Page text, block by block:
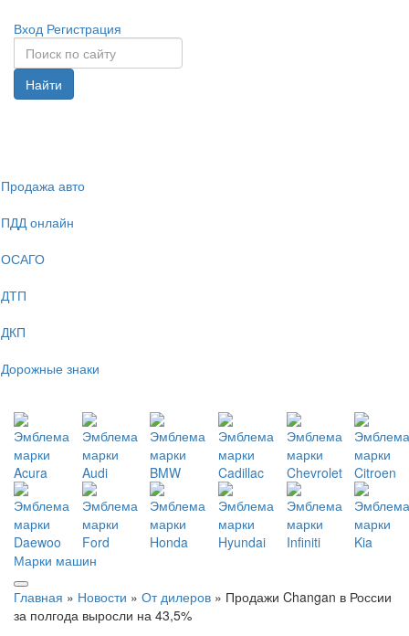
Вход Регистрация
Найти
Продажа авто
ПДД онлайн
ОСАГО
ДТП
ДКП
Дорожные знаки
Марки машин
Главная » Новости » От дилеров » Продажи Changan в России
за полгода выросли на 43,5%